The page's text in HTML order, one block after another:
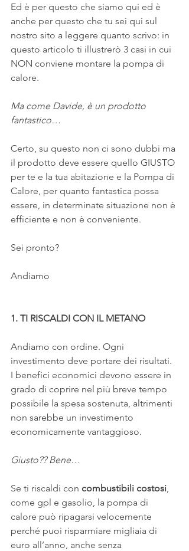
Ed è per questo che siamo qui ed è
anche per questo che tu sei qui sul
nostro sito a leggere quanto scrivo: in
questo articolo ti illustrerò 3 casi in cui
NON conviene montare la pompa di
calore.
Ma come Davide, è un prodotto
fantastico…
Certo, su questo non ci sono dubbi ma
il prodotto deve essere quello GIUSTO
per te e la tua abitazione e la Pompa di
Calore, per quanto fantastica possa
essere, in determinate situazione non è
efficiente e non è conveniente.
Sei pronto?
Andiamo
1. TI RISCALDI CON IL METANO
Andiamo con ordine. Ogni
investimento deve portare dei risultati.
I benefici economici devono essere in
grado di coprire nel più breve tempo
possibile la spesa sostenuta, altrimenti
non sarebbe un investimento
economicamente vantaggioso.
Giusto?? Bene…
Se ti riscaldi con combustibili costosi
come gpl e gasolio, la pompa di
calore può ripagarsi velocemente
perché puoi risparmiare migliaia di
euro all’anno, anche senza